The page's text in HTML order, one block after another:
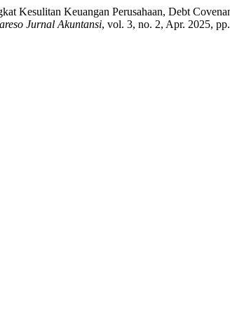
Kesulitan Keuangan Perusahaan, Debt
Jurnal Akuntansi, vol. 3, no. 2, Apr. 2025,